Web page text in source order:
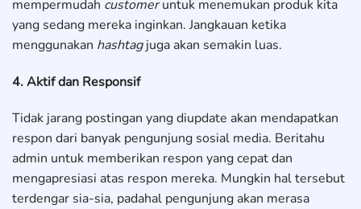
mempermudah customeruntuk menemukan produk kita
yang sedang mereka inginkan. Jangkauan ketika
menggunakan hashtagjuga akan semakin luas.
4. Aktif dan Responsif
Tidak jarang postingan yang diupdate akan mendapatkan
respon dari banyak pengunjung sosial media. Beritahu
admin untuk memberikan respon yang cepat dan
mengapresiasi atas respon mereka. Mungkin hal tersebut
terdengar sia-sia, padahal pengunjung akan merasa